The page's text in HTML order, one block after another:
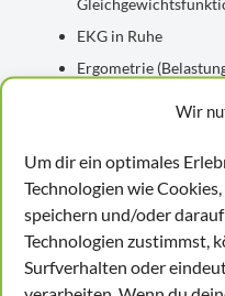
Wir
Um dir ein optimales
Technologien wie
speichern und/oder
Technologien zustimmst,
Surfverhalten oder
EKG in Ruhe
Ergometrie
Die
der ärztlichen
Monate.
Diese spezielle